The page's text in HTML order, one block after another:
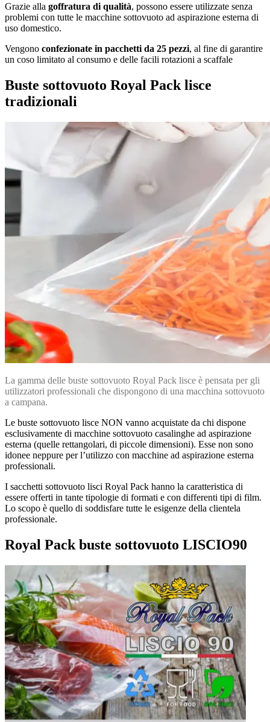
Grazie alla goffratura di qualità, possono essere utilizzate senza
problemi con tutte le macchine sottovuoto ad aspirazione esterna di
uso domestico.
Vengono confezionate in pacchetti da 25 pezzi, al fine di garantire
un coso limitato al consumo e delle facili rotazioni a scaffale
Buste sottovuoto Royal Pack lisce
tradizionali
La gamma delle buste sottovuoto Royal Pack lisce è pensata per gli
utilizzatori professionali che dispongono di una macchina sottovuoto
a campana.
Le buste sottovuoto lisce NON vanno acquistate da chi dispone
esclusivamente di macchine sottovuoto casalinghe ad aspirazione
esterna (quelle rettangolari, di piccole dimensioni). Esse non sono
idonee neppure per l’utilizzo con macchine ad aspirazione esterna
professionali.
I sacchetti sottovuoto lisci Royal Pack hanno la caratteristica di
essere offerti in tante tipologie di formati e con differenti tipi di film.
Lo scopo è quello di soddisfare tutte le esigenze della clientela
professionale.
Royal Pack buste sottovuoto LISCIO90